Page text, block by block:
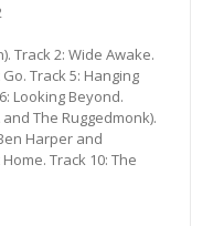
Track 2: Wide Awake.
Track 5: Hanging
Looking Beyond.
The Ruggedmonk).
Harper and
Track 10: The